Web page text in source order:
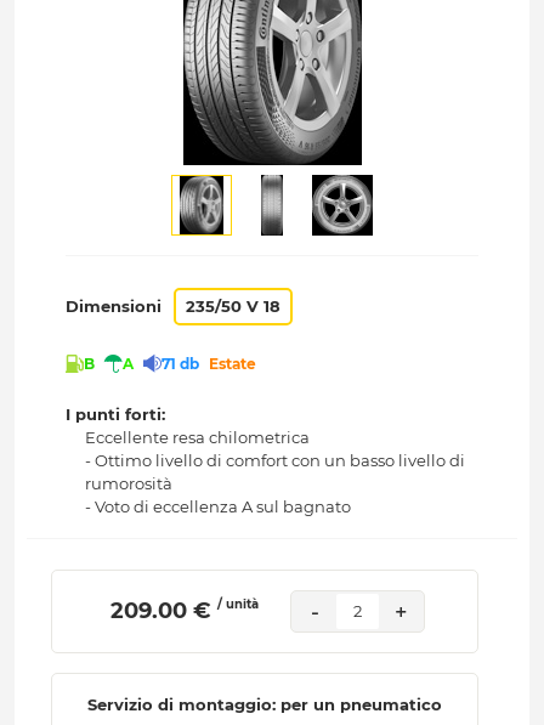
Dimensioni 235/50 V 18
B A 71 db Estate
I punti forti:
Eccellente resa chilometrica
- Ottimo livello di comfort con un basso livello di
rumorosità
- Voto di eccellenza A sul bagnato
209.00 € / unità - 2 +
Servizio di montaggio: per un pneumatico